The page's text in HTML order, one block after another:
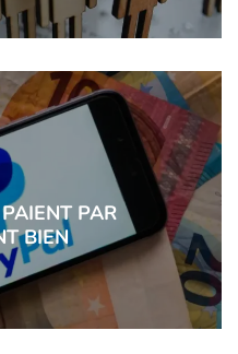
PAR
BIEN